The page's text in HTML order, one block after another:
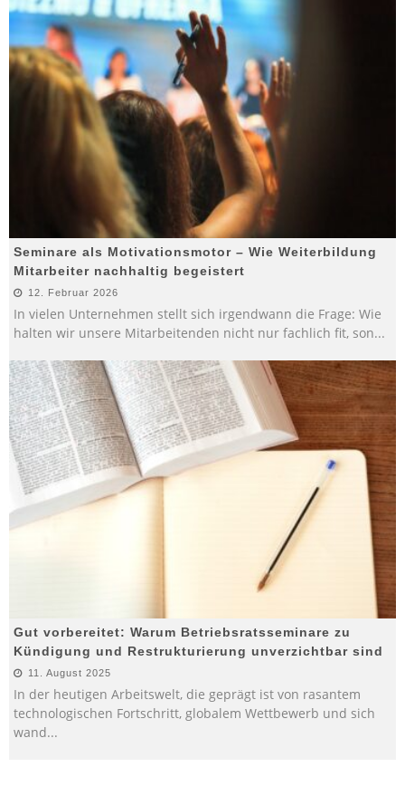
Seminare als Motivationsmotor – Wie Weiterbildung
Mitarbeiter nachhaltig begeistert
12. Februar 2026
In vielen Unternehmen stellt sich irgendwann die Frage: Wie
halten wir unsere Mitarbeitenden nicht nur fachlich fit, son...
Gut vorbereitet: Warum Betriebsratsseminare zu
Kündigung und Restrukturierung unverzichtbar sind
11. August 2025
In der heutigen Arbeitswelt, die geprägt ist von rasantem
technologischen Fortschritt, globalem Wettbewerb und sich
wand...